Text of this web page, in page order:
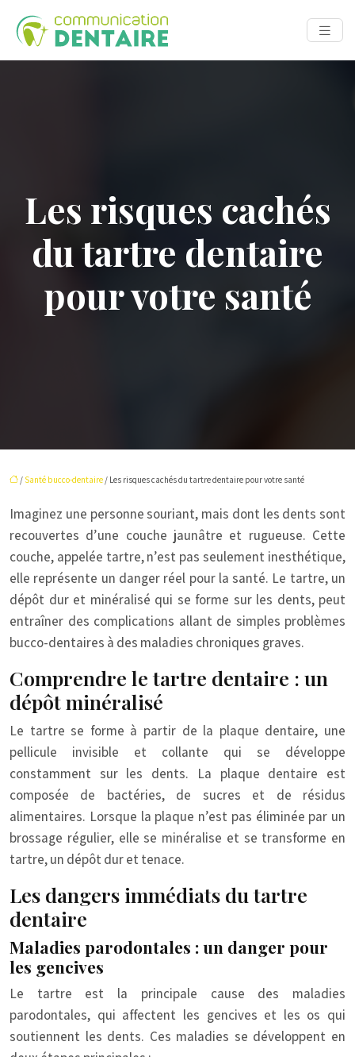
Les risques cachés
du tartre dentaire
pour votre santé
/ Santé bucco-dentaire / Les risques cachés du tartre dentaire pour votre santé
Imaginez une personne souriant, mais dont les dents sont
recouvertes d’une couche jaunâtre et rugueuse. Cette
couche, appelée tartre, n’est pas seulement inesthétique,
elle représente un danger réel pour la santé. Le tartre, un
dépôt dur et minéralisé qui se forme sur les dents, peut
entraîner des complications allant de simples problèmes
bucco-dentaires à des maladies chroniques graves.
Comprendre le tartre dentaire : un
dépôt minéralisé
Le tartre se forme à partir de la plaque dentaire, une
pellicule invisible et collante qui se développe
constamment sur les dents. La plaque dentaire est
composée de bactéries, de sucres et de résidus
alimentaires. Lorsque la plaque n’est pas éliminée par un
brossage régulier, elle se minéralise et se transforme en
tartre, un dépôt dur et tenace.
Les dangers immédiats du tartre
dentaire
Maladies parodontales : un danger pour
les gencives
Le tartre est la principale cause des maladies
parodontales, qui affectent les gencives et les os qui
soutiennent les dents. Ces maladies se développent en